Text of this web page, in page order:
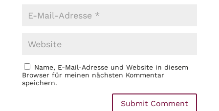
Name, E-Mail-Adresse und Website in diesem
Browser für meinen nächsten Kommentar
speichern.